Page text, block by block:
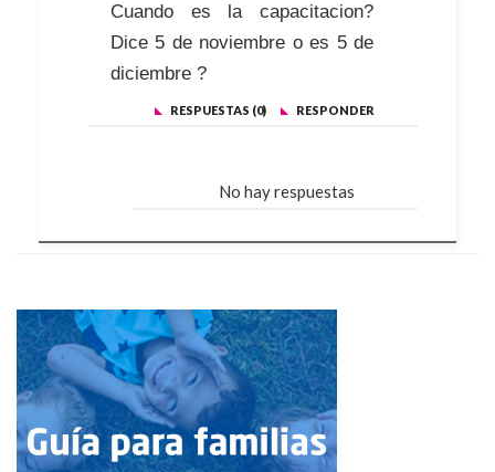
Cuando es la capacitacion?
Dice 5 de noviembre o es 5 de
diciembre ?
RESPUESTAS (0) RESPONDER
No hay respuestas